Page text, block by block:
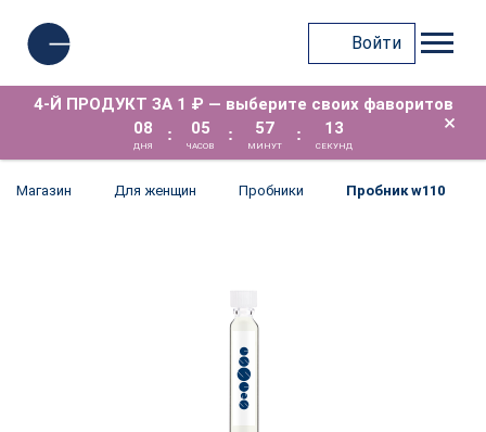
Войти
4-Й ПРОДУКТ ЗА 1 ₽ — выберите своих фаворитов
08
ДНЯ
: 05
ЧАСОВ
: 57
МИНУТ
: 13
СЕКУНД
×
Магазин Для женщин Пробники Пробник w110